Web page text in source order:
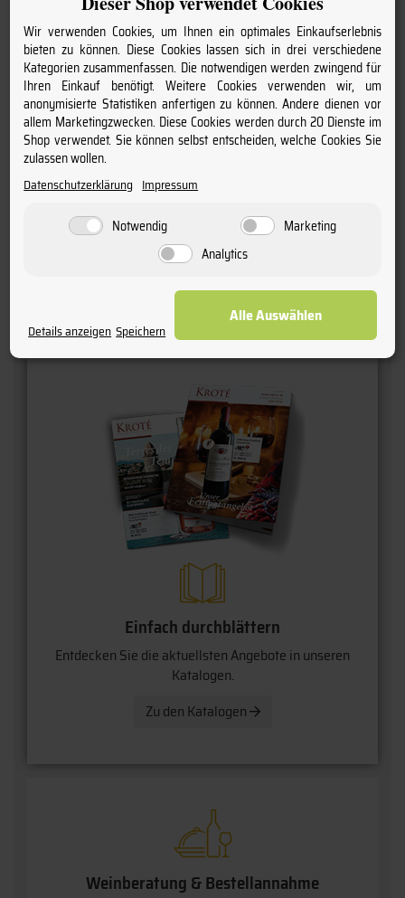
Winzer - Produzent:
Estandon
Rebsorten:
Cinsault, Grenache, Mourvèdre
Anschrift:
ESTANDON F-83175 Brignoles Cedex
Einfach durchblättern
Entdecken Sie die aktuellsten Angebote in unseren
Katalogen.
Zu den Katalogen
Weinberatung & Bestellannahme
Wir verwenden Cookies, um Ihnen ein optimales Einkaufserlebnis
bieten zu können. Diese Cookies lassen sich in drei verschiedene
Kategorien zusammenfassen. Die notwendigen werden zwingend für
Ihren Einkauf benötigt. Weitere Cookies verwenden wir, um
anonymisierte Statistiken anfertigen zu können. Andere dienen vor
allem Marketingzwecken. Diese Cookies werden durch 20 Dienste im
Shop verwendet. Sie können selbst entscheiden, welche Cookies Sie
zulassen wollen.
Datenschutzerklärung Impressum
Notwendig
Marketing
Analytics
Details anzeigen Speichern
Alle Auswählen